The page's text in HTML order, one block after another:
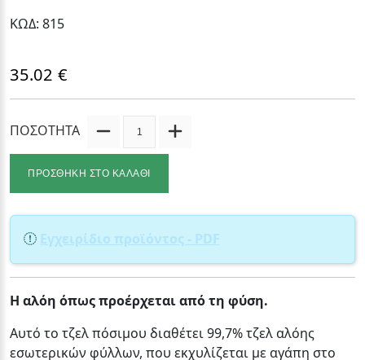
ΚΩΔ: 815
35.02 €
ΠΟΣΟΤΗΤΑ
ΠΡΟΣΘΗΚΗ ΣΤΟ ΚΑΛΑΘΙ
Εγχειρίδιο προϊόντος - PDF
Η αλόη όπως προέρχεται από τη φύση.
Αυτό το τζελ πόσιμου διαθέτει 99,7% τζελ αλόης
εσωτερικών φύλλων, που εκχυλίζεται με αγάπη στο